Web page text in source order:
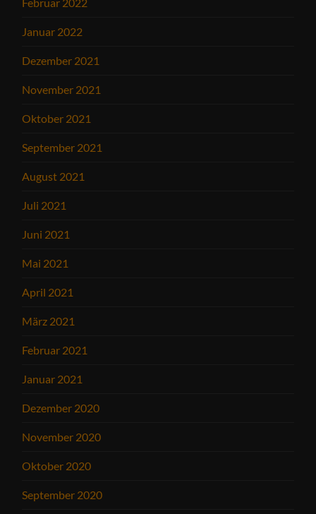
Januar 2022
Dezember 2021
November 2021
Oktober 2021
September 2021
August 2021
Juli 2021
Juni 2021
Mai 2021
April 2021
März 2021
Februar 2021
Januar 2021
Dezember 2020
November 2020
Oktober 2020
September 2020